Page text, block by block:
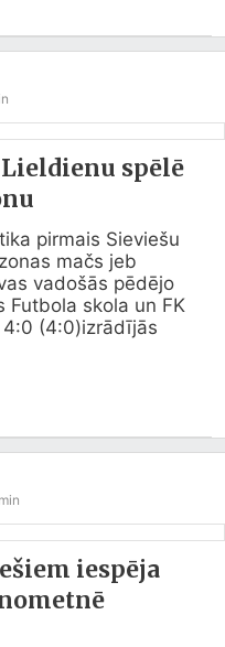
spēlē
pirmais Sieviešu
mačs jeb
vadošās pēdējo
Futbola skola un FK
4:0 (4:0)izrādījās
min
iespēja